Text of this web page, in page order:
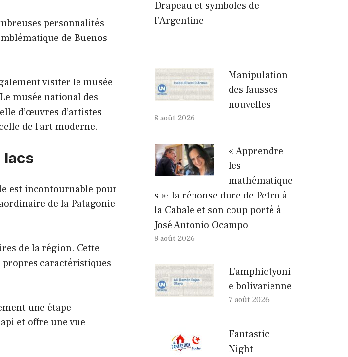
personnalités
de Buenos
visiter le musée
musée national des
d’œuvres d’artistes
de l’art moderne.
lacs
est incontournable pour
de la Patagonie
de la région. Cette
propres caractéristiques
une étape
et offre une vue
Drapeau et symboles de
l’Argentine
Manipulation
des fausses
nouvelles
8 août 2026
« Apprendre
les
mathématique
s »: la réponse dure de Petro à
la Cabale et son coup porté à
José Antonio Ocampo
8 août 2026
L’amphictyoni
e bolivarienne
7 août 2026
Fantastic
Night